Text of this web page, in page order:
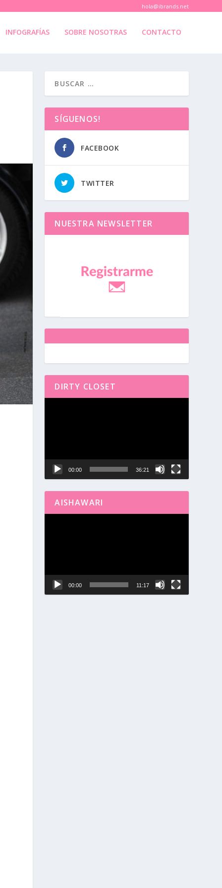
hola@ibrands.net
INFOGRAFÍAS SOBRE NOSOTRAS CONTACTO
SÍGUENOS!
FACEBOOK
TWITTER
NUESTRA NEWSLETTER
DIRTY CLOSET
00:00 36:21
AISHAWARI
00:00 11:17